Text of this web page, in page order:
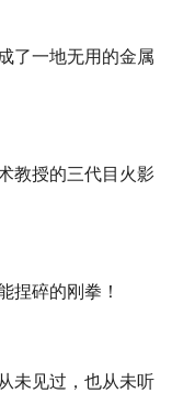
了一地无用的金属
教授的三代目火影
捏碎的刚拳！
未见过，也从未听